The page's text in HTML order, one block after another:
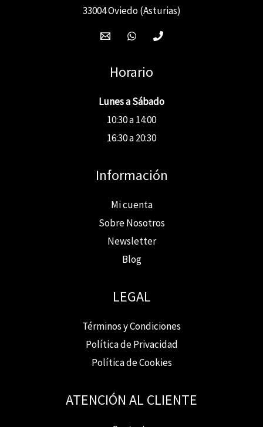
33004 Oviedo (Asturias)
Horario
Lunes a Sábado
10:30 a 14:00
16:30 a 20:30
Información
Mi cuenta
Sobre Nosotros
Newsletter
Blog
LEGAL
Términos y Condiciones
Política de Privacidad
Política de Cookies
ATENCIÓN AL CLIENTE